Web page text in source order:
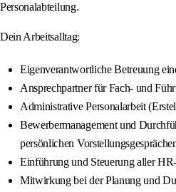
Personalabteilung.
Dein Arbeitsalltag:
Eigenverantwortliche Betreuung
Ansprechpartner für Fach- und
Administrative Personalarbeit
Bewerbermanagement und
persönlichen
Einführung und Steuerung aller
Mitwirkung bei der Planung und